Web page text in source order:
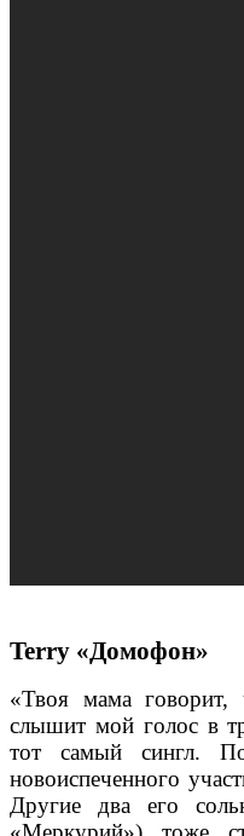
Terry «Домофон»
«Твоя мама
слышит мой голос в
тот самый сингл.
новоиспеченного
Другие два его